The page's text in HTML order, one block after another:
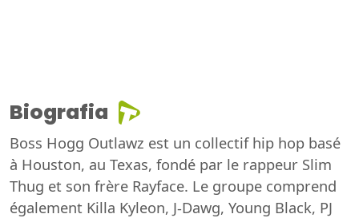
Biografia
Boss Hogg Outlawz est un collectif hip hop basé
à Houston, au Texas, fondé par le rappeur Slim
Thug et son frère Rayface. Le groupe comprend
également Killa Kyleon, J-Dawg, Young Black, PJ